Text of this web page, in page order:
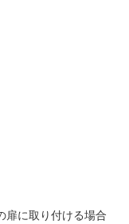
扉に取り付ける場合